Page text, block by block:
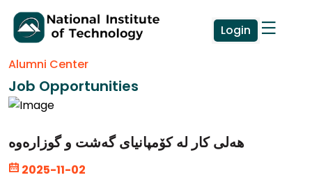
Login
Alumni Center
Job Opportunities
هەلی کار لە کۆمپانیای گەشت و گوزارەوە
2025-11-02